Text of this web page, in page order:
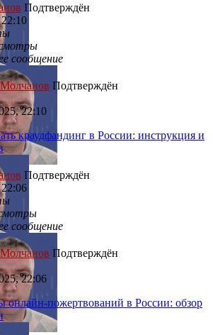
Подтверждён
сообщение
Подтверждён
22:10
краудфандинг в России: инструкция и
Подтверждён
сообщение
Подтверждён
22:06
онлайн-пожертвований в России: обзор